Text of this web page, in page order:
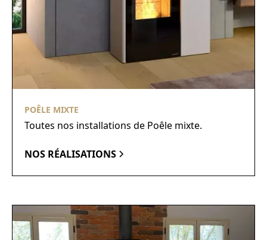
POÊLE MIXTE
Toutes nos installations de Poêle mixte.
NOS RÉALISATIONS